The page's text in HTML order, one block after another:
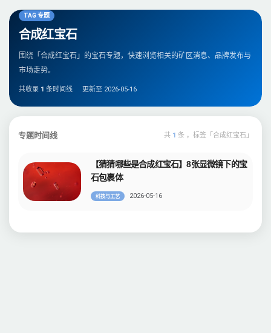
TAG 专题
合成红宝石
围绕「合成红宝石」的宝石专题，快速浏览相关的矿区消息、品牌发布与
市场走势。
共收录 1 条时间线 更新至 2026-05-16
专题时间线 共 1 条 ，标签「合成红宝石」
【猜猜哪些是合成红宝石】8张显微镜下的宝
石包裹体
科技与工艺 2026-05-16